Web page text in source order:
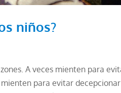
niños?
A veces mienten para
para evitar